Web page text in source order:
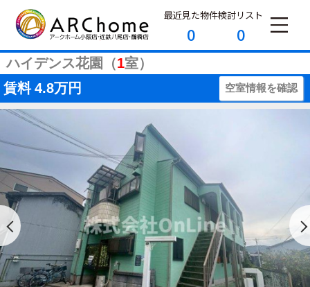
最近見た物件
0
検討リスト
0
ハイデンス花園（1室）
賃料 4.8万円 空室情報を確認